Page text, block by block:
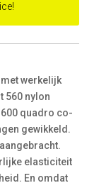
werkelijk
560 nylon
quadro co-
gewikkeld.
elasticiteit
En omdat